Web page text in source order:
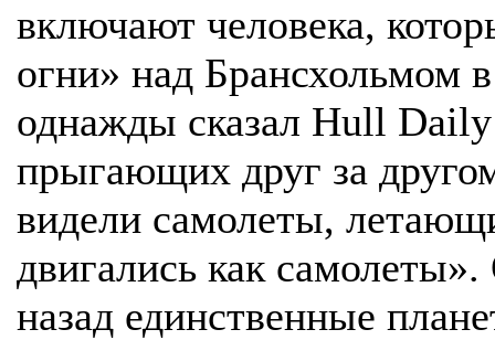
включают человека,
огни» над Брансхольмом
однажды сказал Hull
прыгающих друг за
видели самолеты,
двигались как
назад единственные